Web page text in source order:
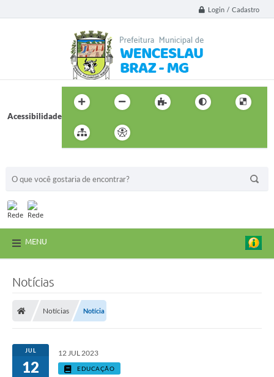
Login / Cadastro
Acessibilidade
MENU
Notícias
Notícias Notícia
JUL
12
12 JUL 2023
EDUCAÇÃO